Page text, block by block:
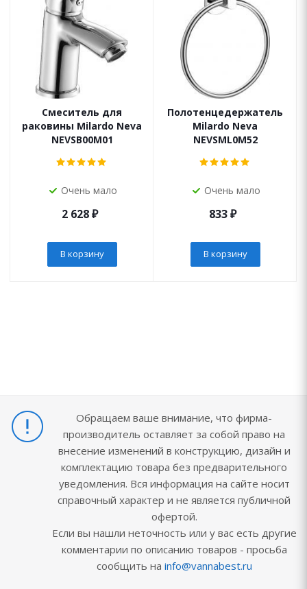
Смеситель для
раковины Milardo Neva
NEVSB00M01
Очень мало
2 628₽
В корзину
Полотенцедержатель
Milardo Neva
NEVSML0M52
Очень мало
833₽
В корзину
Обращаем ваше внимание, что фирма-
производитель оставляет за собой право на
внесение изменений в конструкцию, дизайн и
комплектацию товара без предварительного
уведомления. Вся информация на сайте носит
справочный характер и не является публичной
офертой.
Если вы нашли неточность или у вас есть другие
комментарии по описанию товаров - просьба
сообщить на info@vannabest.ru